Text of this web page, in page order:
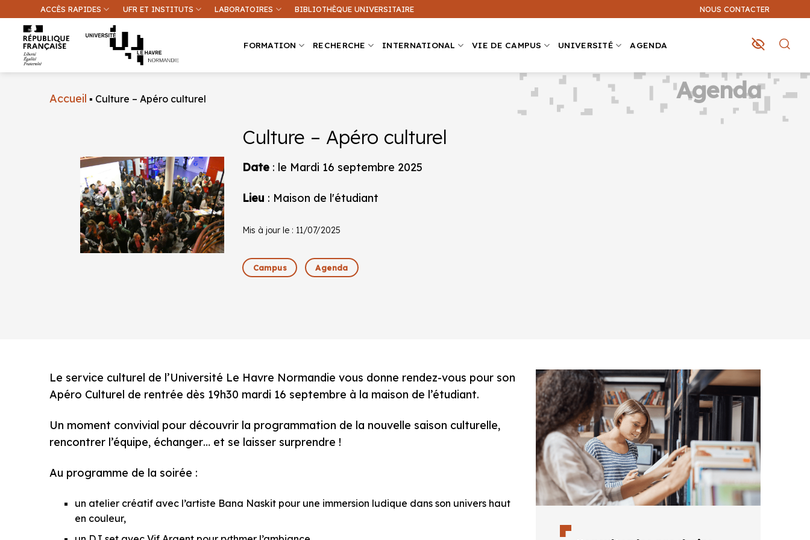
contenu
ACCÈS RAPIDES UFR ET INSTITUTS LABORATOIRES BIBLIOTHÈQUE UNIVERSITAIRE NOUS CONTACTER
FORMATION RECHERCHE INTERNATIONAL VIE DE CAMPUS UNIVERSITÉ AGENDA
Que recherchez-vous ?
Une information sur ce site Une formation
Accueil ▪ Culture – Apéro culturel
Culture – Apéro culturel
Date : le Mardi 16 septembre 2025
Lieu : Maison de l'étudiant
Mis à jour le : 11/07/2025
Campus Agenda
Agenda
Le service culturel de l’Université Le Havre Normandie vous donne rendez-vous pour son
Apéro Culturel de rentrée dès 19h30 mardi 16 septembre à la maison de l’étudiant.
Un moment convivial pour découvrir la programmation de la nouvelle saison culturelle,
rencontrer l’équipe, échanger… et se laisser surprendre !
Au programme de la soirée :
un atelier créatif avec l’artiste Bana Naskit pour une immersion ludique dans son univers haut
en couleur,